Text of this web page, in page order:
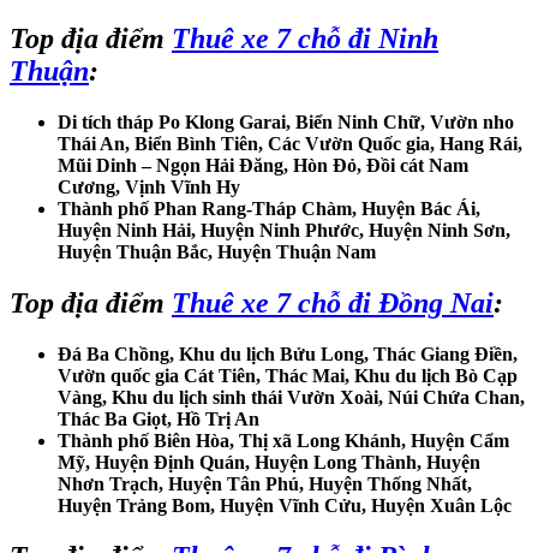
Top địa điểm Thuê xe 7 chỗ đi Ninh
Thuận:
Di tích tháp Po Klong Garai, Biển Ninh Chữ, Vườn nho
Thái An, Biển Bình Tiên, Các Vườn Quốc gia, Hang Rái,
Mũi Dinh – Ngọn Hải Đăng, Hòn Đỏ, Đồi cát Nam
Cương, Vịnh Vĩnh Hy
Thành phố Phan Rang-Tháp Chàm, Huyện Bác Ái,
Huyện Ninh Hải, Huyện Ninh Phước, Huyện Ninh Sơn,
Huyện Thuận Bắc, Huyện Thuận Nam
Top địa điểm Thuê xe 7 chỗ đi Đồng Nai:
Đá Ba Chồng, Khu du lịch Bửu Long, Thác Giang Điền,
Vườn quốc gia Cát Tiên, Thác Mai, Khu du lịch Bò Cạp
Vàng, Khu du lịch sinh thái Vườn Xoài, Núi Chứa Chan,
Thác Ba Giọt, Hồ Trị An
Thành phố Biên Hòa, Thị xã Long Khánh, Huyện Cẩm
Mỹ, Huyện Định Quán, Huyện Long Thành, Huyện
Nhơn Trạch, Huyện Tân Phú, Huyện Thống Nhất,
Huyện Trảng Bom, Huyện Vĩnh Cửu, Huyện Xuân Lộc